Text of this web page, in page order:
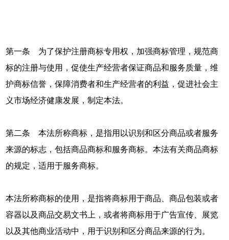
第一条 为了保护注册商标专用权，加强商标管理，规范商
标的注册与使用，促使生产经营者保证商品和服务质量，维
护商标信誉，保障消费者和生产经营者的利益，促进社会主
义市场经济健康发展，制定本法。
第二条 本法所称商标，是指用以识别和区分商品或者服务
来源的标志，包括商品商标和服务商标。本法有关商品商标
的规定，适用于服务商标。
本法所称商标的使用，是指将商标用于商品、商品包装或者
容器以及商品交易文书上，或者将商标用于广告宣传、展览
以及其他商业活动中，用于识别和区分商品来源的行为。